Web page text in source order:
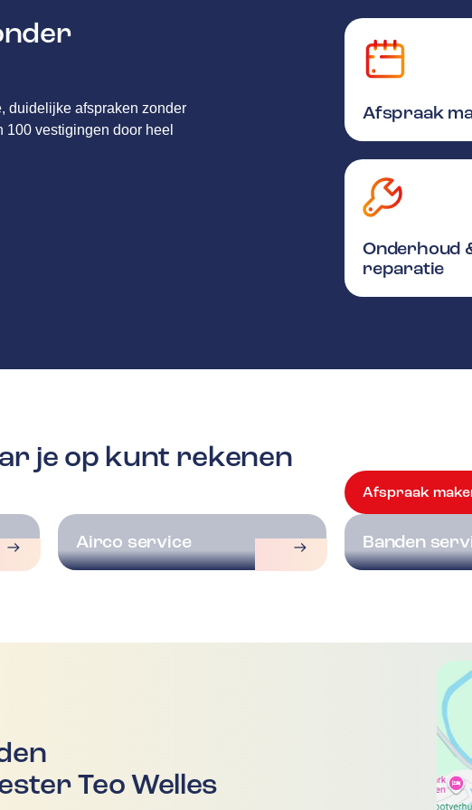
duidelijke afspraken zonder
vestigingen door heel
Afspraak
Onderhoud
reparatie
je op kunt rekenen
Afspraak
Airco service Banden
Teo Welles